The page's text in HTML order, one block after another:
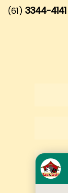
(61) 3344-4141